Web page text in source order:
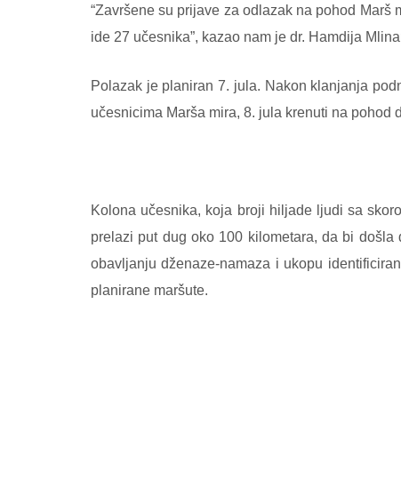
“Završene su prijave za odlazak na pohod Marš
ide 27 učesnika”, kazao nam je dr. Hamdija
Polazak je planiran 7. jula. Nakon klanjanja
učesnicima Marša mira, 8. jula krenuti na pohod
Kolona učesnika, koja broji hiljade ljudi sa
prelazi put dug oko 100 kilometara, da bi
obavljanju dženaze-namaza i ukopu
planirane maršute.